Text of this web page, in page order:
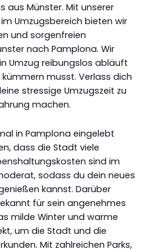
aus Münster. Mit unserer
Umzugsbereich bieten wir
und sorgenfreien
nach Pamplona. Wir
Umzug reibungslos abläuft
musst. Verlass dich
stressige Umzugszeit zu
machen.
in Pamplona eingelebt
dass die Stadt viele
sind im
sodass du dein neues
kannst. Darüber
für sein angenehmes
milde Winter und warme
um die Stadt und die
Mit zahlreichen Parks,